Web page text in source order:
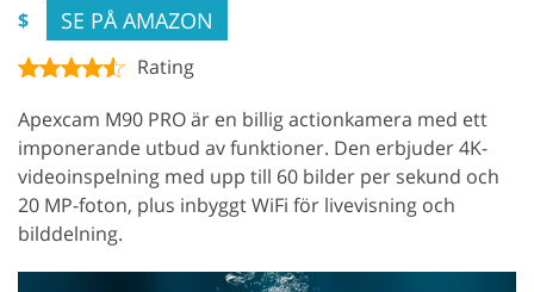
$ SE PÅ AMAZON
Rating
Apexcam M90 PRO är en billig actionkamera med ett
imponerande utbud av funktioner. Den erbjuder 4K-
videoinspelning med upp till 60 bilder per sekund och
20 MP-foton, plus inbyggt WiFi för livevisning och
bilddelning.